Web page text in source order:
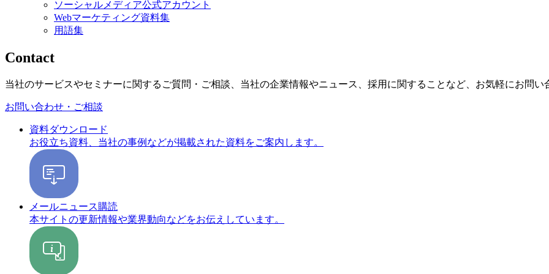
ソーシャルメディア公式アカウント
Webマーケティング資料集
用語集
Contact
当社のサービスやセミナーに関するご質問・ご相談、当社の企業情報やニュース、採用に関することなど、お気軽にお問い
お問い合わせ・ご相談
資料ダウンロード
お役立ち資料、当社の事例などが掲載された資料をご案内します。
メールニュース購読
本サイトの更新情報や業界動向などをお伝えしています。